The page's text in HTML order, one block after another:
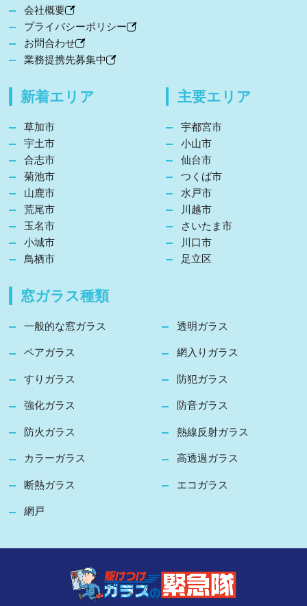
会社概要
プライバシーポリシー
お問合わせ
業務提携先募集中
新着エリア
草加市
宇土市
合志市
菊池市
山鹿市
荒尾市
玉名市
小城市
鳥栖市
主要エリア
宇都宮市
小山市
仙台市
つくば市
水戸市
川越市
さいたま市
川口市
足立区
窓ガラス種類
一般的な窓ガラス 透明ガラス
ペアガラス 網入りガラス
すりガラス 防犯ガラス
強化ガラス 防音ガラス
防火ガラス 熱線反射ガラス
カラーガラス 高透過ガラス
断熱ガラス エコガラス
網戸